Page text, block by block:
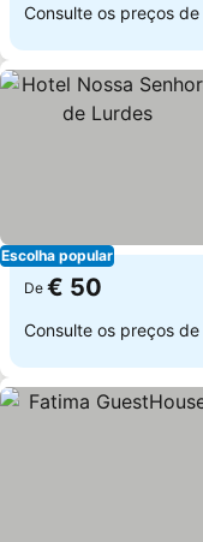
Consulte os preços de
Escolha popular
De € 50
Consulte os preços de